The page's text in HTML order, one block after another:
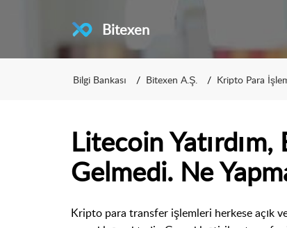
Bitexen
Bilgi Bankası Bitexen A.Ş. Kripto Para
Litecoin
Gelmedi. Ne
Kripto para transfer işlemleri herkese açık